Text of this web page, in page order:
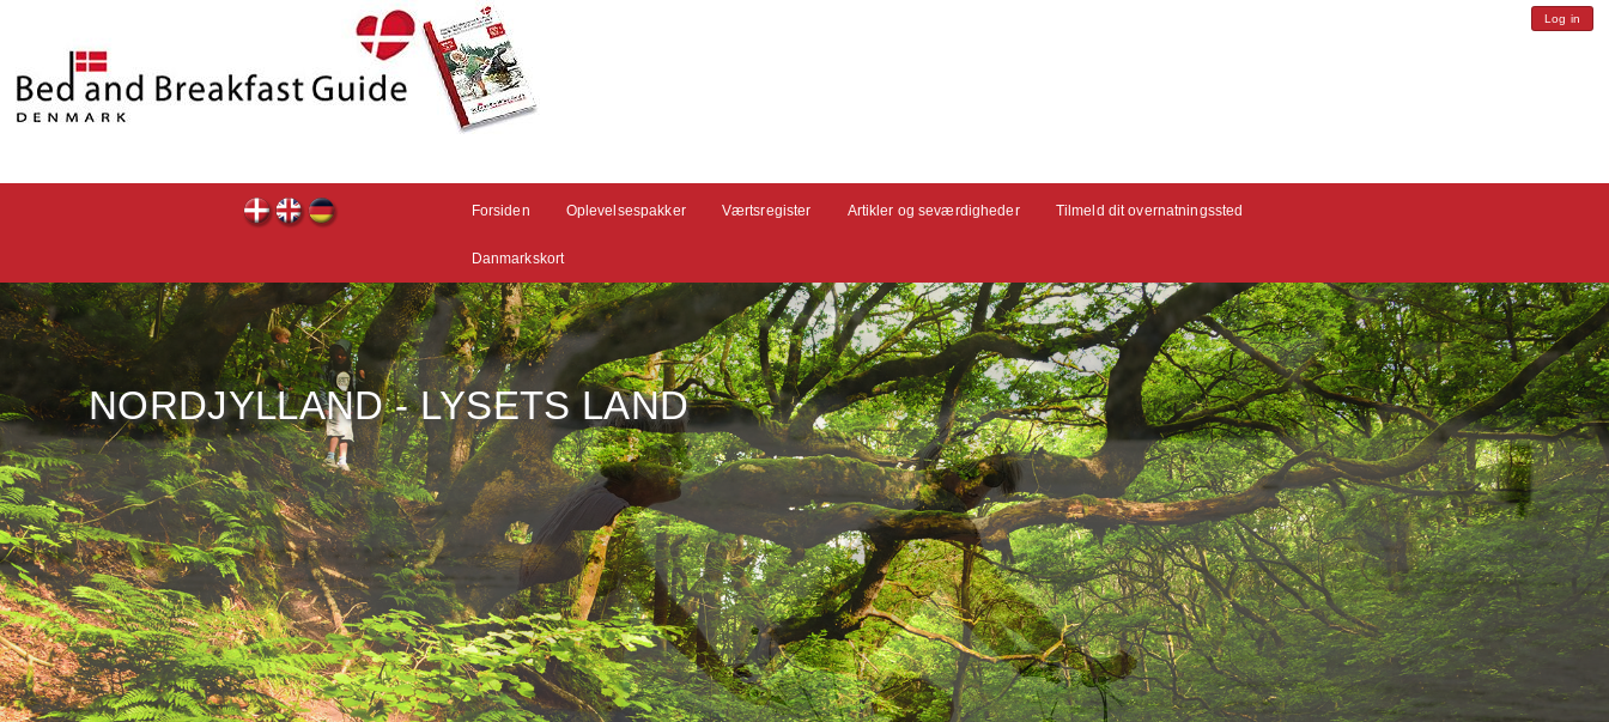
Log in
Forsiden Oplevelsespakker Værtsregister Artikler og seværdigheder Tilmeld dit overnatningssted
Danmarkskort
NORDJYLLAND - LYSETS LAND